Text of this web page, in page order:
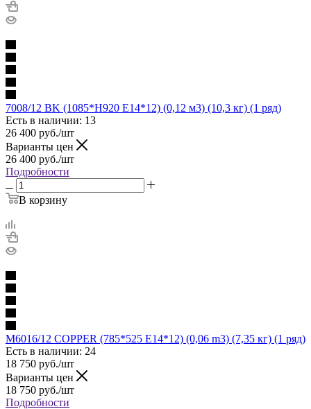
7008/12 BK (1085*H920 E14*12) (0,12 м3) (10,3 кг) (1 ряд)
Есть в наличии: 13
26 400 руб./шт
Варианты цен
26 400 руб./шт
Подробности
В корзину
M6016/12 COPPER (785*525 E14*12) (0,06 m3) (7,35 кг) (1 ряд)
Есть в наличии: 24
18 750 руб./шт
Варианты цен
18 750 руб./шт
Подробности